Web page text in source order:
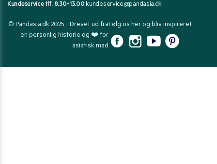
Kundeservice tlf. 8.30-13.00kundeservice@pandasia.dk
© Pandasia.dk 2025 - Drevet ud fra
en personlig historie og ❤️ for
asiatisk mad
Følg os her og bliv inspireret